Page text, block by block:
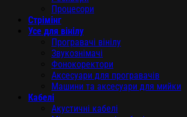
Процесори
Стрімінг
Усе для вінілу
Програвачі вінілу
Звукознімачі
Фонокоректори
Аксесуари для програвачів
Машини та аксесуари для мийки
Кабелі
Акустичні кабелі